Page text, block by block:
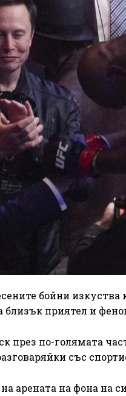
бойни
приятел и
по-голямата
със
арената на фона на